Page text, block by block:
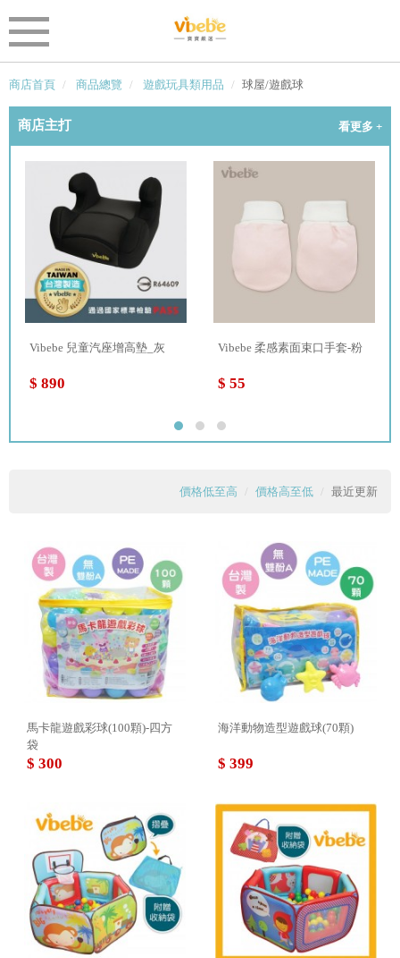
商店首頁 商品總覽 遊戲玩具類用品 球屋/遊戲球
商店主打 看更多 +
Vibebe 兒童汽座增高墊_灰
$ 890
Vibebe 柔感素面束口手套-粉
$ 55
價格低至高 價格高至低 最近更新
馬卡龍遊戲彩球(100顆)-四方
袋
$ 300
海洋動物造型遊戲球(70顆)
$ 399